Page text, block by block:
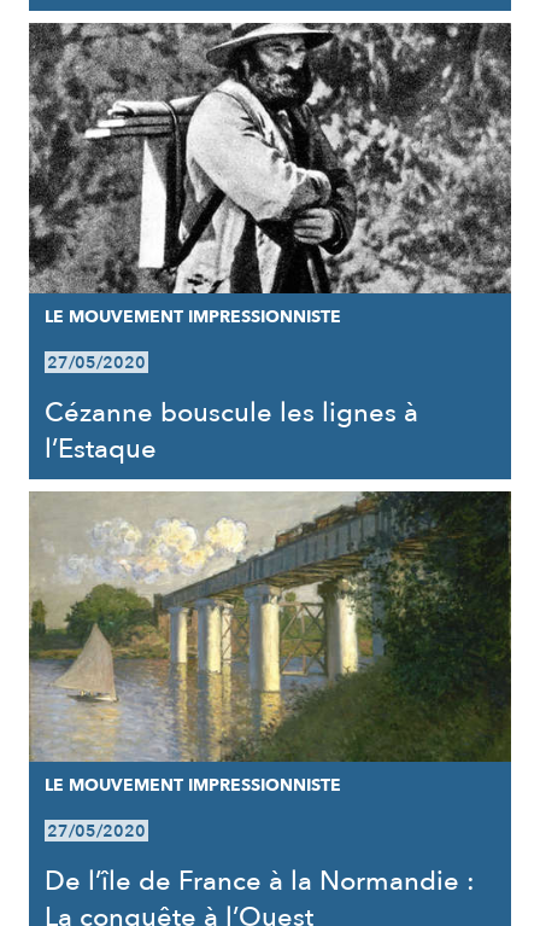
LE MOUVEMENT IMPRESSIONNISTE
27/05/2020
Cézanne bouscule les lignes à
l’Estaque
LE MOUVEMENT IMPRESSIONNISTE
27/05/2020
De l’île de France à la Normandie :
La conquête à l’Ouest